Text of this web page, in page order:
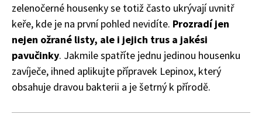
zelenočerné housenky se totiž často ukrývají uvnitř
keře, kde je na první pohled nevidíte. Prozradí jen
nejen ožrané listy, ale i jejich trus a jakési
pavučinky. Jakmile spatříte jednu jedinou housenku
zavíječe, ihned aplikujte přípravek Lepinox, který
obsahuje dravou bakterii a je šetrný k přírodě.